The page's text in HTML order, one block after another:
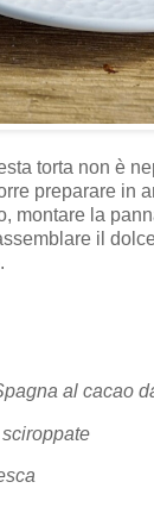
torta non è
preparare in
montare la
il
al cacao